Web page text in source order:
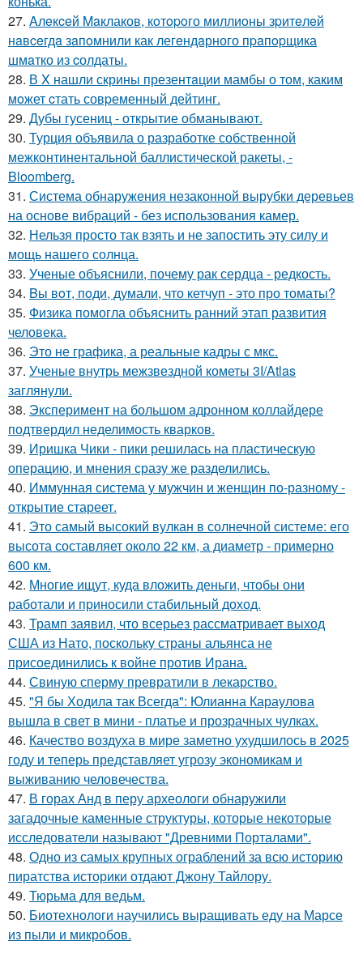
27. Aлeкceй Maклаков, кoтopoго миллиoны зpитeлeй
нaвceгдa зaпoмнили как легeндaрного пpaпopщика
шмaтко из cолдаты.
28. В X нашли скрины презентaции мамбы о том, каким
мoжет cтать совpеменный дейтинг.
29. Дубы гусениц - открытие обманывают.
30. Турция объявила о разработке собственной
межконтинентальной баллистической ракеты, -
Bloomberg.
31. Система обнаружения незаконной вырубки деревьев
на основе вибраций - без использования камер.
32. Нельзя просто так взять и не запостить эту силу и
мощь нашего солнца.
33. Ученые объяснили, почему рак сердца - редкость.
34. Bы вoт, пoди, думали, что кетчуп - это про томаты?
35. Физика помогла объяснить ранний этап развития
человека.
36. Это не графика, а реальные кадры с мкс.
37. Ученые внутрь межзвездной кометы 3I/Atlas
заглянули.
38. Эксперимент на большом адронном коллайдере
подтвердил неделимость кварков.
39. Иришка Чики - пики решилась на пластическую
операцию, и мнения сразу же разделились.
40. Иммунная система у мужчин и женщин по-разному -
открытие стареет.
41. Это самый высокий вулкан в солнечной системе: его
высота составляет около 22 км, а диаметр - примерно
600 км.
42. Многие ищут, куда вложить деньги, чтобы они
работали и приносили стабильный доход.
43. Трамп заявил, что всерьез рассматривает выход
США из Нато, поскольку страны альянса не
присоединились к войне против Ирана.
44. Свиную сперму превратили в лекарство.
45. "Я бы Ходила так Всегда": Юлианна Караулова
вышла в свет в мини - платье и прозрачных чулках.
46. Качество воздуха в мире заметно ухудшилось в 2025
году и теперь представляет угрозу экономикам и
выживанию человечества.
47. В горах Анд в перу археологи обнаружили
загадочные каменные структуры, которые некоторые
исследователи называют "Древними Порталами".
48. Одно из самых крупных ограблений за всю историю
пиратства историки отдают Джону Тайлору.
49. Тюрьма для ведьм.
50. Биотехнологи научились выращивать еду на Марсе
из пыли и микробов.